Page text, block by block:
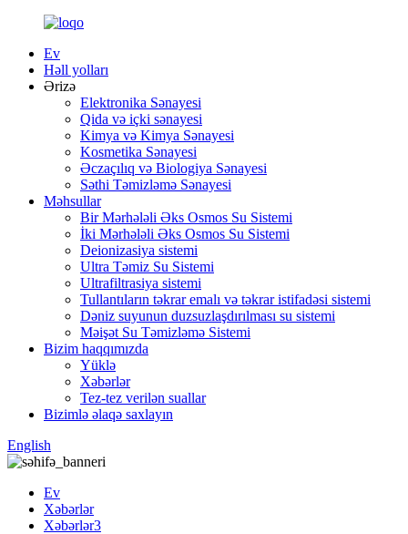
Ev
Həll yolları
Ərizə
Elektronika Sənayesi
Qida və içki sənayesi
Kimya və Kimya Sənayesi
Kosmetika Sənayesi
Əczaçılıq və Biologiya Sənayesi
Səthi Təmizləmə Sənayesi
Məhsullar
Bir Mərhələli Əks Osmos Su Sistemi
İki Mərhələli Əks Osmos Su Sistemi
Deionizasiya sistemi
Ultra Təmiz Su Sistemi
Ultrafiltrasiya sistemi
Tullantıların təkrar emalı və təkrar istifadəsi sistemi
Dəniz suyunun duzsuzlaşdırılması su sistemi
Məişət Su Təmizləmə Sistemi
Bizim haqqımızda
Yüklə
Xəbərlər
Tez-tez verilən suallar
Bizimlə əlaqə saxlayın
English
Ev
Xəbərlər
Xəbərlər3